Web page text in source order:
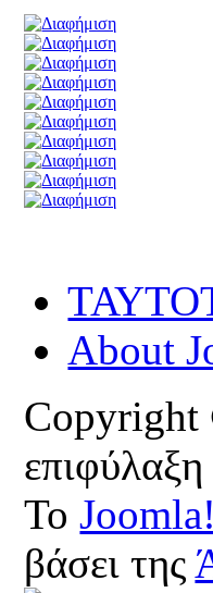
About
Copyright
ΤοJoomla!
βάσει της